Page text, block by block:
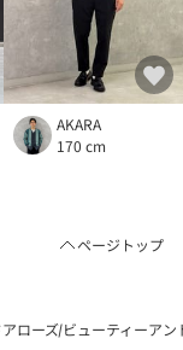
AKARA
170 cm
ページトップ
ローズ ビューティーア